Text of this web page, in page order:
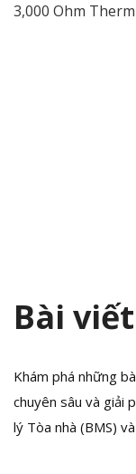
3,000 Ohm
Bài viết
Khám phá những
chuyên sâu và giải
lý Tòa nhà (BMS)